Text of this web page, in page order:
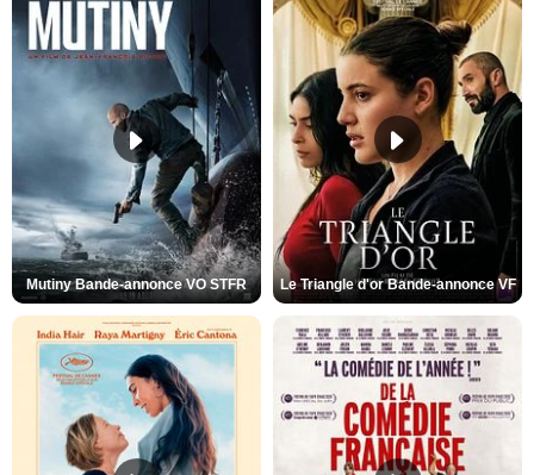
Mutiny Bande-annonce VO STFR Le Triangle d'or Bande-annonce VF